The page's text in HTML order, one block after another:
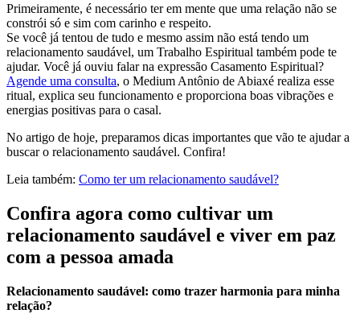
Primeiramente, é necessário ter em mente que uma relação não se
constrói só e sim com carinho e respeito.
Se você já tentou de tudo e mesmo assim não está tendo um
relacionamento saudável, um Trabalho Espiritual também pode te
ajudar. Você já ouviu falar na expressão Casamento Espiritual?
Agende uma consulta, o Medium Antônio de Abiaxé realiza esse
ritual, explica seu funcionamento e proporciona boas vibrações e
energias positivas para o casal.
No artigo de hoje, preparamos dicas importantes que vão te ajudar a
buscar o relacionamento saudável. Confira!
Leia também: Como ter um relacionamento saudável?
Confira agora como cultivar um
relacionamento saudável e viver em paz
com a pessoa amada
Relacionamento saudável: como trazer harmonia para minha
relação?